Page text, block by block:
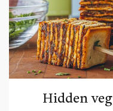
Hidden